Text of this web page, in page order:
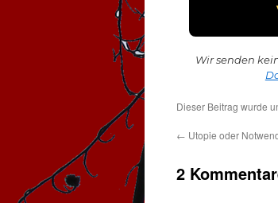
Wir senden
Dieser Beitrag wurde
← Utopie oder
2